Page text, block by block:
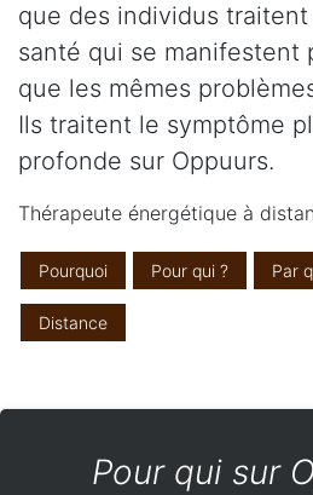
que des individus
santé qui se manifestent
que les mêmes
Ils traitent le symptôme
profonde sur Oppuurs.
Thérapeute énergétique à
Pourquoi Pour qui ? Par
Distance
Pour qui sur